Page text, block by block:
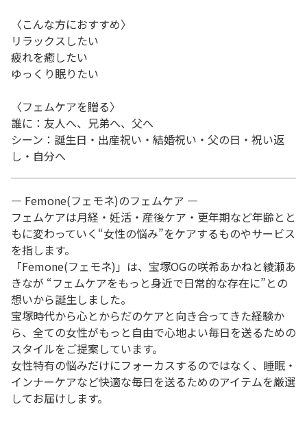
〈こんな方におすすめ〉
リラックスしたい
疲れを癒したい
ゆっくり眠りたい
〈フェムケアを贈る〉
誰に：友人へ、兄弟へ、父へ
シーン：誕生日・出産祝い・結婚祝い・父の日・祝い返
し・自分へ
― Femone(フェモネ)のフェムケア ―
フェムケアは月経・妊活・産後ケア・更年期など年齢とと
もに変わっていく“女性の悩み”をケアするものやサービス
を指します。
「Femone(フェモネ)」は、宝塚OGの咲希あかねと綾瀬あ
きなが “フェムケアをもっと身近で日常的な存在に”との
想いから誕生しました。
宝塚時代から心とからだのケアと向き合ってきた経験か
ら、全ての女性がもっと自由で心地よい毎日を送るための
スタイルをご提案しています。
女性特有の悩みだけにフォーカスするのではなく、睡眠・
インナーケアなど快適な毎日を送るためのアイテムを厳選
してお届けします。